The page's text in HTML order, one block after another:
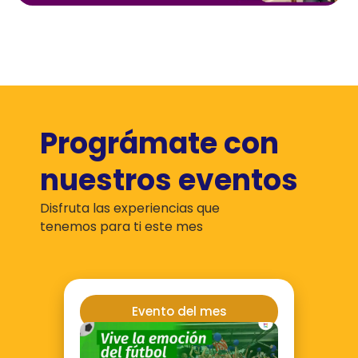
Prográmate con
nuestros eventos
Disfruta las experiencias que
tenemos para ti este mes
Evento del mes